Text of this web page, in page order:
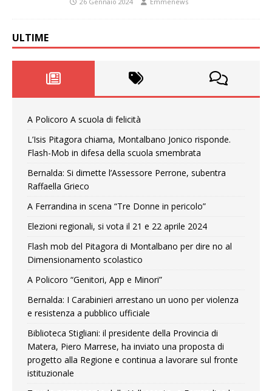
ULTIME
A Policoro A scuola di felicità
L’Isis Pitagora chiama, Montalbano Jonico risponde.
Flash-Mob in difesa della scuola smembrata
Bernalda: Si dimette l’Assessore Perrone, subentra
Raffaella Grieco
A Ferrandina in scena “Tre Donne in pericolo”
Elezioni regionali, si vota il 21 e 22 aprile 2024
Flash mob del Pitagora di Montalbano per dire no al
Dimensionamento scolastico
A Policoro “Genitori, App e Minori”
Bernalda: I Carabinieri arrestano un uono per violenza
e resistenza a pubblico ufficiale
Biblioteca Stigliani: il presidente della Provincia di
Matera, Piero Marrese, ha inviato una proposta di
progetto alla Regione e continua a lavorare sul fronte
istituzionale